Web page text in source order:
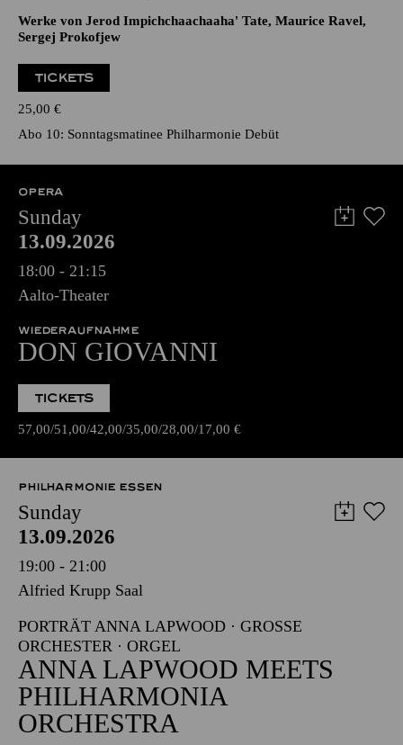
Werke von Jerod Impichchaachaaha' Tate, Maurice Ravel,
Sergej Prokofjew
TICKETS
25,00 €
Abo 10: Sonntagsmatinee Philharmonie Debüt
OPERA
Sunday
13.09.2026
18:00 - 21:15
Aalto-Theater
WIEDERAUFNAHME
DON GIOVANNI
TICKETS
57,00 51,00 42,00 35,00 28,00 17,00 €
PHILHARMONIE ESSEN
Sunday
13.09.2026
19:00 - 21:00
Alfried Krupp Saal
PORTRÄT ANNA LAPWOOD · GROSSE O
RCHESTER · ORGEL
ANNA LAPWOOD MEETS
PHILHARMONIA
ORCHESTRA